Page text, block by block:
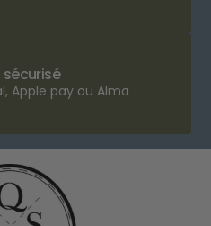
sécurisé
Apple pay ou Alma